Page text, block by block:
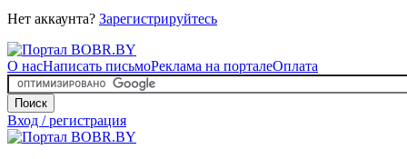
Нет аккаунта? Зарегистрируйтесь
О насНаписать письмоРеклама на порталеОплата
Поиск
Вход / регистрация